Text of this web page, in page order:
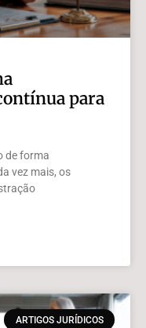
para
de forma
vez mais, os
ARTIGOS JURÍDICOS